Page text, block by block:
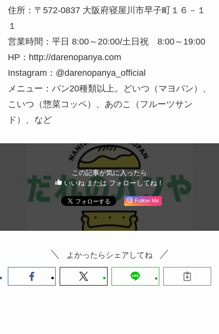
住所：〒572-0837 大阪府寝屋川市早子町１６－１
１
営業時間：平日 8:00～20:00/土日祝 8:00～19:00
HP：http://darenopanya.com
Instagram：@darenopanya_official
メニュー：パン20種類以上。どいつ（マヨパン）、
こいつ（惣菜コッペ）、あのこ（フルーツサン
ド）、など
この記事が気に入ったら
いいね または フォローしてね！
Follow Me
よかったらシェアしてね